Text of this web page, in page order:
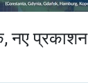
नए प्रकाशन